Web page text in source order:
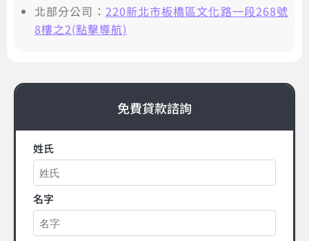
北部分公司： 220新北市板橋區文化路一段268號
8樓之2(點擊導航)
免費貸款諮詢
姓氏
名字